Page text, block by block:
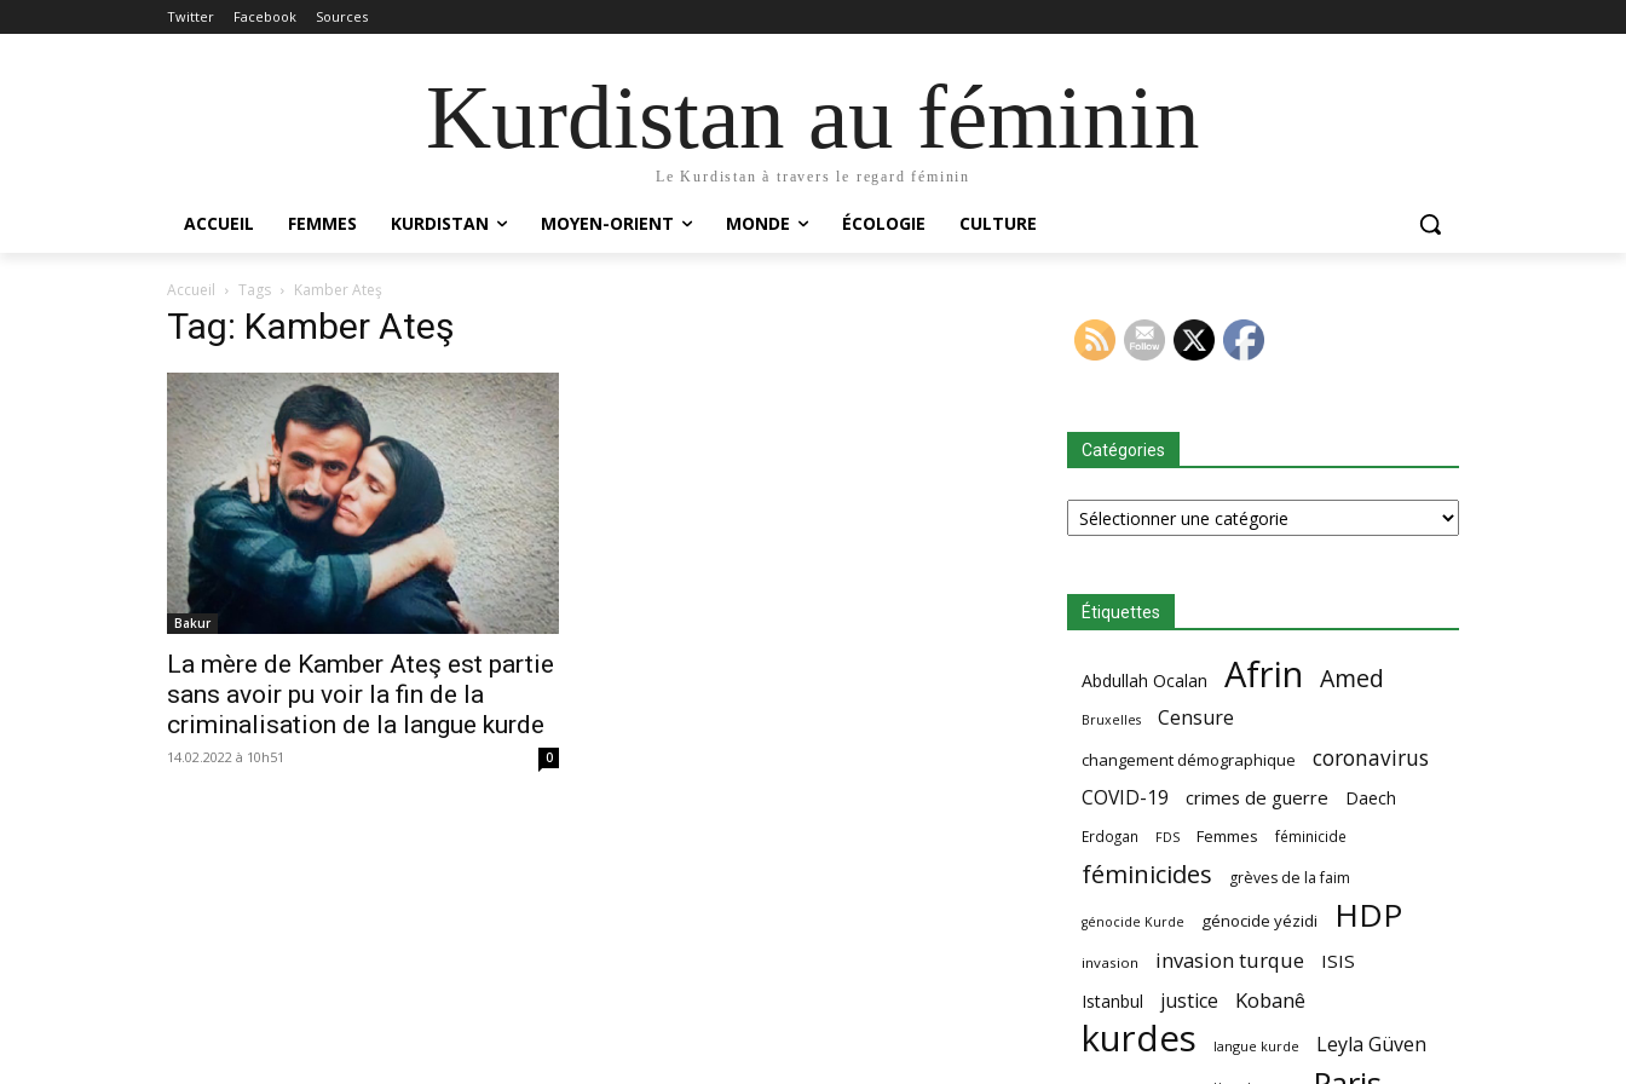
Twitter Facebook Sources
Kurdistan au féminin
Le Kurdistan à travers le regard féminin
ACCUEIL FEMMES KURDISTAN MOYEN-ORIENT MONDE ÉCOLOGIE CULTURE
Accueil Tags Kamber Ateş
Tag: Kamber Ateş
Bakur
La mère de Kamber Ateş est partie
sans avoir pu voir la fin de la
criminalisation de la langue kurde
14.02.2022 à 10h51 0
Catégories
Catégories
Étiquettes
Abdullah Ocalan Afrin Amed
Bruxelles Censure
changement démographique coronavirus
COVID-19 crimes de guerre Daech
Erdogan FDS Femmes féminicide
féminicides grèves de la faim
génocide Kurde génocide yézidi HDP
invasion invasion turque ISIS
Istanbul justice Kobanê
kurdes langue kurde Leyla Güven